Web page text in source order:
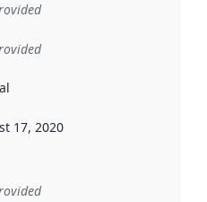
when the data in this
17, 2020